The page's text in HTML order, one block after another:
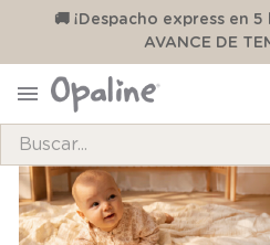
🚚 ¡Despacho express en
AVANCE DE
TÉRMINOS MÁS BUSCADOS